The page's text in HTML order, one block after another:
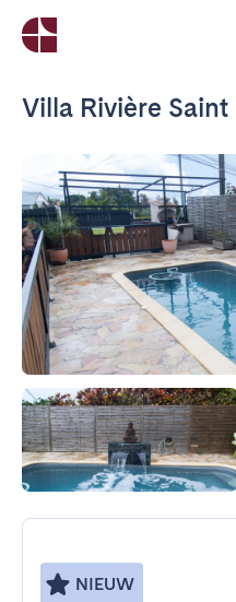
Villa Rivière Saint
NIEUW